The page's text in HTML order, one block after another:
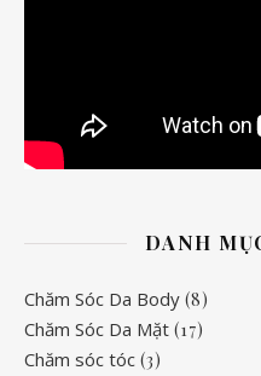
DANH
Chăm Sóc Da Body (8)
Chăm Sóc Da Mặt (17)
Chăm sóc tóc (3)